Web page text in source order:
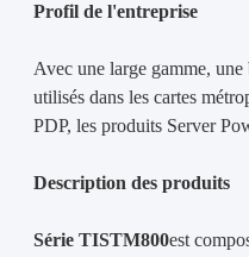
Profil de l'entreprise
Avec une large gamme,
utilisés dans les cartes
PDP, les produits Server
Description des produits
Série TISTM800est